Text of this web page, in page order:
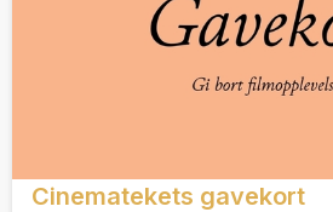
Cinematekets gavekort